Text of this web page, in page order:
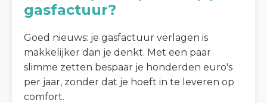
gasfactuur?
Goed nieuws: je gasfactuur verlagen is
makkelijker dan je denkt. Met een paar
slimme zetten bespaar je honderden euro's
per jaar, zonder dat je hoeft in te leveren op
comfort.